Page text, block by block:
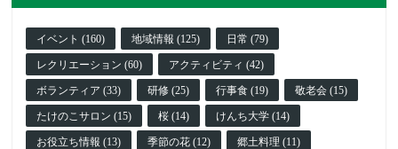
イベント (160) 地域情報 (125) 日常 (79)
レクリエーション (60) アクティビティ (42)
ボランティア (33) 研修 (25) 行事食 (19) 敬老会 (15)
たけのこサロン (15) 桜 (14) けんち大学 (14)
お役立ち情報 (13) 季節の花 (12) 郷土料理 (11)